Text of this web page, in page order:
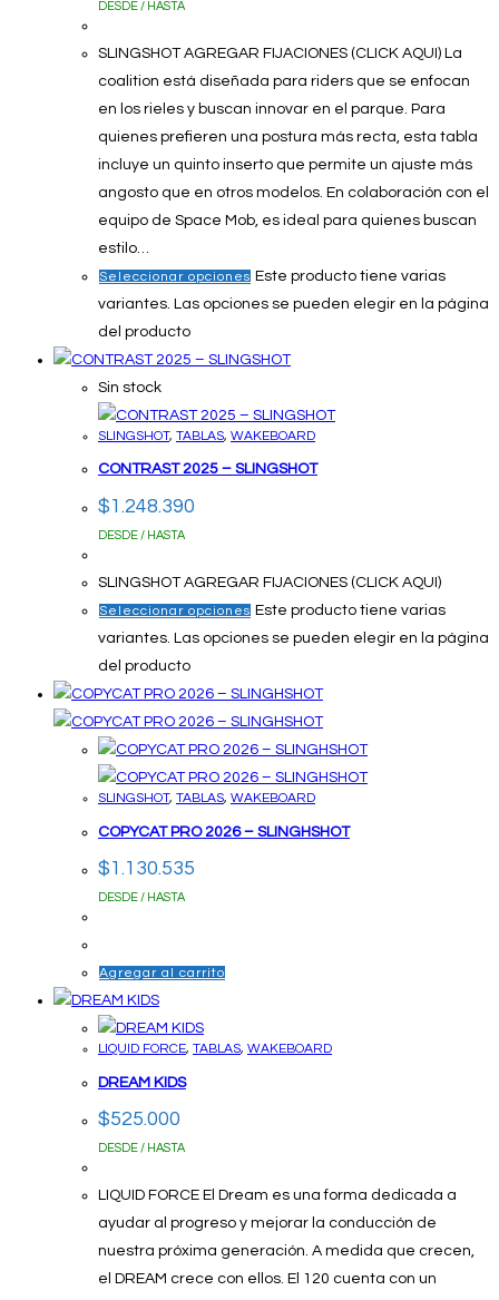
DESDE / HASTA
SLINGSHOT AGREGAR FIJACIONES (CLICK AQUI) La
coalition está diseñada para riders que se enfocan
en los rieles y buscan innovar en el parque. Para
quienes prefieren una postura más recta, esta tabla
incluye un quinto inserto que permite un ajuste más
angosto que en otros modelos. En colaboración con el
equipo de Space Mob, es ideal para quienes buscan
estilo…
Seleccionar opciones Este producto tiene varias
variantes. Las opciones se pueden elegir en la página
del producto
Sin stock
SLINGSHOT, TABLAS, WAKEBOARD
CONTRAST 2025 – SLINGSHOT
$1.248.390
DESDE / HASTA
SLINGSHOT AGREGAR FIJACIONES (CLICK AQUI)
Seleccionar opciones Este producto tiene varias
variantes. Las opciones se pueden elegir en la página
del producto
SLINGSHOT, TABLAS, WAKEBOARD
COPYCAT PRO 2026 – SLINGHSHOT
$1.130.535
DESDE / HASTA
Agregar al carrito
LIQUID FORCE, TABLAS, WAKEBOARD
DREAM KIDS
$525.000
DESDE / HASTA
LIQUID FORCE El Dream es una forma dedicada a
ayudar al progreso y mejorar la conducción de
nuestra próxima generación. A medida que crecen,
el DREAM crece con ellos. El 120 cuenta con un